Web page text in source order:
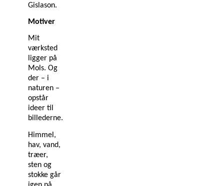
Gislason.
Motiver
Mit
værksted
ligger på
Mols. Og
der – i
naturen –
opstår
ideer til
billederne.
Himmel,
hav, vand,
træer,
sten og
stokke går